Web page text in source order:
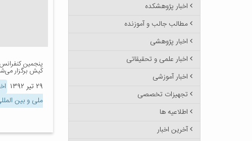
پنجمین کنفرانس
کیش برگزار
۲۹ تیر ۱۳۹۲
ملی و بین
اخبار پژوهشکده
مطالب جالب و آموزنده
اخبار پژوهشی
اخبار علمی و تحقیقاتی
اخبار آموزشی
تجهیزات تخصصی
اطلاعیه ها
آخرین اخبار